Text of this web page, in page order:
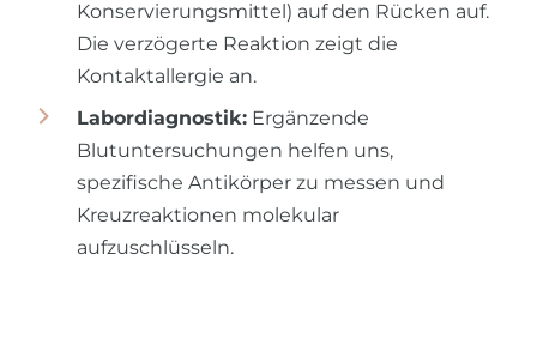
Konservierungsmittel) auf den Rücken auf.
Die verzögerte Reaktion zeigt die
Kontaktallergie an.
Labordiagnostik: Ergänzende
Blutuntersuchungen helfen uns,
spezifische Antikörper zu messen und
Kreuzreaktionen molekular
aufzuschlüsseln.